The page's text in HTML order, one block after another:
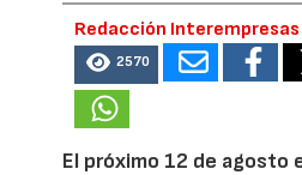
Redacción Interempresas
2570
El próximo 12 de agosto